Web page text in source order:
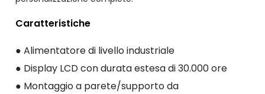
Caratteristiche
● Alimentatore di livello industriale
● Display LCD con durata estesa di 30.000 ore
● Montaggio a parete/supporto da